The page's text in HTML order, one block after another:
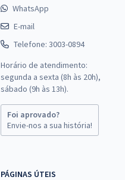
WhatsApp
E-mail
Telefone: 3003-0894
Horário de atendimento:
segunda a sexta (8h às 20h),
sábado (9h às 13h).
Foi aprovado?
Envie-nos a sua história!
PÁGINAS ÚTEIS